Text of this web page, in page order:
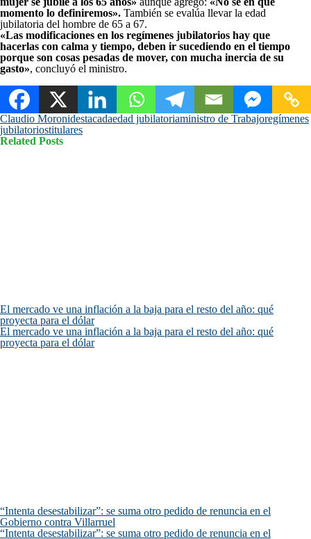
momento lo definiremos». También se evalúa llevar la edad
jubilatoria del hombre de 65 a 67.
«Las modificaciones en los regímenes jubilatorios hay que
hacerlas con calma y tiempo, deben ir sucediendo en el tiempo
porque son cosas pesadas de mover, con mucha inercia de su
gasto», concluyó el ministro.
Claudio Moronidestacadaedad jubilatoriaministro de Trabajoregímenes
jubilatoriostitulares
Related Posts
El mercado ve una inflación a la baja para el resto del año: qué
proyecta para el dólar
El mercado ve una inflación a la baja para el resto del año: qué
proyecta para el dólar
“Intenta desestabilizar”: se suma otro pedido de renuncia en el
Gobierno contra Villarruel
“Intenta desestabilizar”: se suma otro pedido de renuncia en el